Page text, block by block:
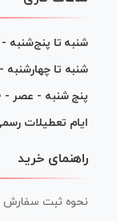
شنبه تا پنج‌شنبه
شنبه تا
پنج شنبه - عصر -
ایام تعطیلات
راهنمای خرید
نحوه ثبت سفارش